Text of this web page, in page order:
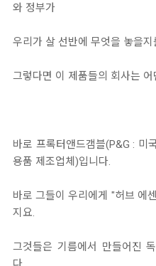
와 정부가
우리가 살 선반에 무엇을 놓을지
그렇다면 이 제품들의 회사는
바로 프록터앤드갬블(P&G : 미
용품 제조업체)입니다.
바로 그들이 우리에게 "허브 에
지요.
그것들은 기름에서 만들어진